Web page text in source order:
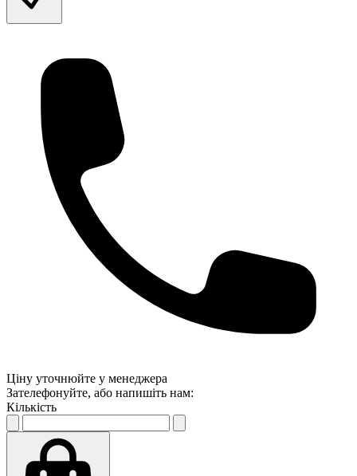
Ціну уточнюйте у менеджера
Зателефонуйте, або напишіть нам:
Кількість